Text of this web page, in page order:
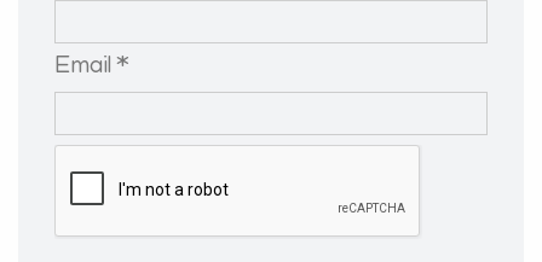
Email *